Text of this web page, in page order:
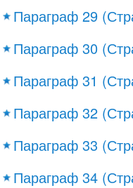
Параграф 29
Параграф 30
Параграф 31
Параграф 32
Параграф 33
Параграф 34